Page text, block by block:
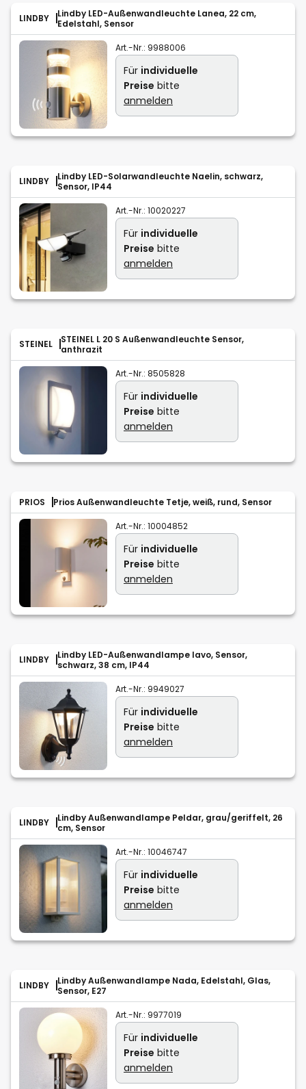
LINDBY
Lindby LED-Außenwandleuchte Lanea, 22 cm,
Edelstahl, Sensor
Art.-Nr.: 9988006
Für individuelle
Preise bitte
anmelden
LINDBY
Lindby LED-Solarwandleuchte Naelin, schwarz,
Sensor, IP44
Art.-Nr.: 10020227
Für individuelle
Preise bitte
anmelden
STEINEL
STEINEL L 20 S Außenwandleuchte Sensor,
anthrazit
Art.-Nr.: 8505828
Für individuelle
Preise bitte
anmelden
PRIOS Prios Außenwandleuchte Tetje, weiß, rund, Sensor
Art.-Nr.: 10004852
Für individuelle
Preise bitte
anmelden
LINDBY
Lindby LED-Außenwandlampe Iavo, Sensor,
schwarz, 38 cm, IP44
Art.-Nr.: 9949027
Für individuelle
Preise bitte
anmelden
LINDBY
Lindby Außenwandlampe Peldar, grau/geriffelt, 26
cm, Sensor
Art.-Nr.: 10046747
Für individuelle
Preise bitte
anmelden
LINDBY
Lindby Außenwandlampe Nada, Edelstahl, Glas,
Sensor, E27
Art.-Nr.: 9977019
Für individuelle
Preise bitte
anmelden